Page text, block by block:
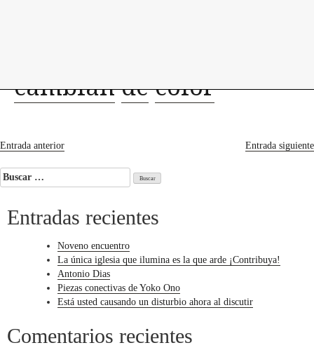
cambiandecolor
Navegación
de
Entrada anterior Entrada siguiente
Buscar:
Entradas recientes
Noveno encuentro
La única iglesia que ilumina es la que arde ¡Contribuya!
Antonio Dias
Piezas conectivas de Yoko Ono
Está usted causando un disturbio ahora al discutir
Comentarios recientes